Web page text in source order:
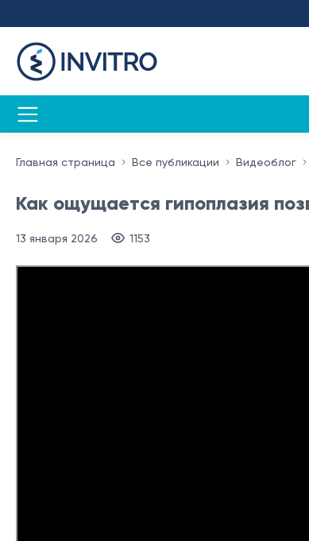
Главная страница Все публикации Видеоблог
Как ощущается гипоплазия
13 января 2026 1153